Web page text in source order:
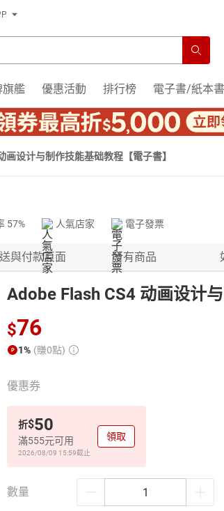
旗艦 優惠活動 排行榜 電子書/紙本書
画设计与制作技能基础教程【電子書】
57% 人氣店家 電子發票
與付款頁面 所有商品
Adobe Flash CS4 动画设计
$76
1% (賺0點)
優惠券
折$50
滿555元可用
2026/08/09 15:59截止
領取
數量